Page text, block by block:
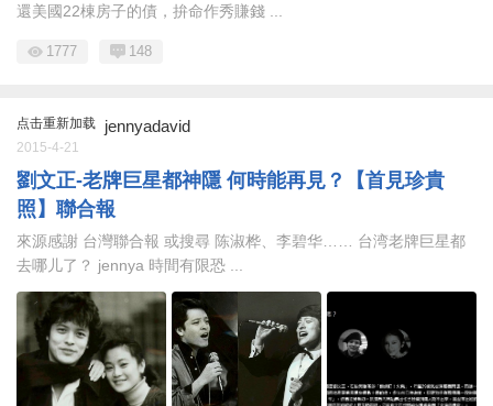
還美國22棟房子的債，拚命作秀賺錢 ...
1777 148
点击重新加载 jennyadavid
2015-4-21
劉文正-老牌巨星都神隱 何時能再見？【首見珍貴
照】聯合報
來源感謝 台灣聯合報 或搜尋 陈淑桦、李碧华…… 台湾老牌巨星都
去哪儿了？ jennya 時間有限恐 ...